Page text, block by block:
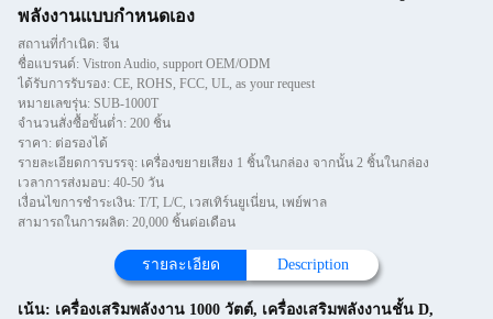
พลังงานแบบกําหนดเอง
สถานที่กำเนิด: จีน
ชื่อแบรนด์: Vistron Audio, support OEM/ODM
ได้รับการรับรอง: CE, ROHS, FCC, UL, as your request
หมายเลขรุ่น: SUB-1000T
จำนวนสั่งซื้อขั้นต่ำ: 200 ชิ้น
ราคา: ต่อรองได้
รายละเอียดการบรรจุ: เครื่องขยายเสียง 1 ชิ้นในกล่อง จากนั้น 2 ชิ้นในกล่อง
เวลาการส่งมอบ: 40-50 วัน
เงื่อนไขการชำระเงิน: T/T, L/C, เวสเทิร์นยูเนี่ยน, เพย์พาล
สามารถในการผลิต: 20,000 ชิ้นต่อเดือน
รายละเอียด Description
เน้น: เครื่องเสริมพลังงาน 1000 วัตต์, เครื่องเสริมพลังงานชั้น D,